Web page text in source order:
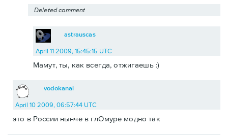
Deleted comment
astrauscas
April 11 2009, 15:45:15 UTC
Мамут, ты, как всегда, отжигаешь :)
vodokanal
April 10 2009, 06:57:44 UTC
это в России нынче в глОмуре модно так